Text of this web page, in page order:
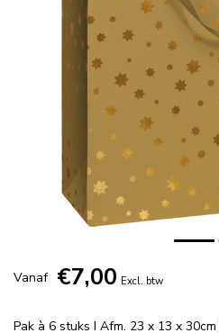
Vanaf €7,00 Excl. btw
Pak à 6 stuks I Afm. 23 x 13 x 30cm